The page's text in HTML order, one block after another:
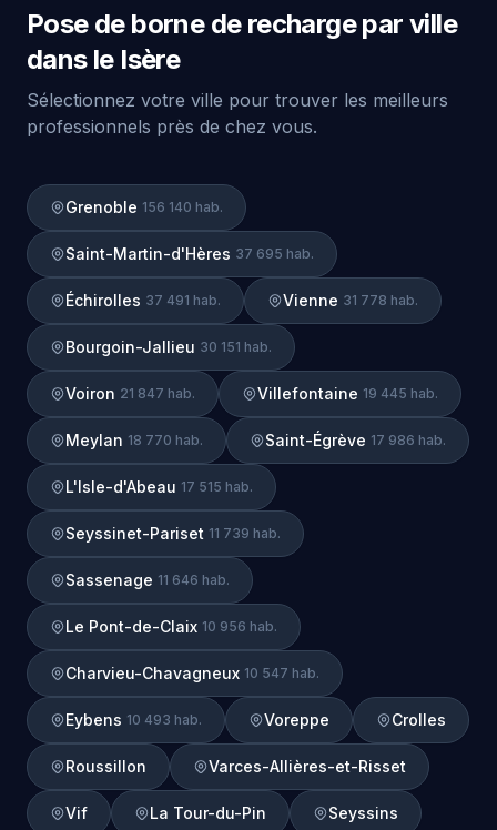
Pose de borne de recharge par ville
dans le Isère
Sélectionnez votre ville pour trouver les meilleurs
professionnels près de chez vous.
Grenoble 156 140 hab.
Saint-Martin-d'Hères 37 695 hab.
Échirolles 37 491 hab. Vienne 31 778 hab.
Bourgoin-Jallieu 30 151 hab.
Voiron 21 847 hab. Villefontaine 19 445 hab.
Meylan 18 770 hab. Saint-Égrève 17 986 hab.
L'Isle-d'Abeau 17 515 hab.
Seyssinet-Pariset 11 739 hab.
Sassenage 11 646 hab.
Le Pont-de-Claix 10 956 hab.
Charvieu-Chavagneux 10 547 hab.
Eybens 10 493 hab. Voreppe Crolles
Roussillon Varces-Allières-et-Risset
Vif La Tour-du-Pin Seyssins